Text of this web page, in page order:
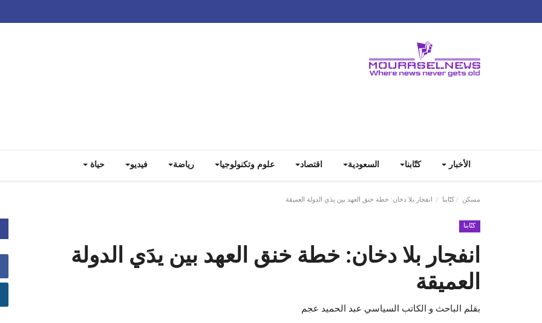
الأخبار كتّابنا السعودية اقتصاد علوم وتكنولوجيا رياضة فيديو حياة
مسكن كتّابنا انفجار بلا دخان: خطة خنق العهد بين يدَي الدولة العميقة
كتّابنا
انفجار بلا دخان: خطة خنق العهد بين يدَي الدولة
العميقة
بقلم الباحث و الكاتب السياسي عبد الحميد عجم